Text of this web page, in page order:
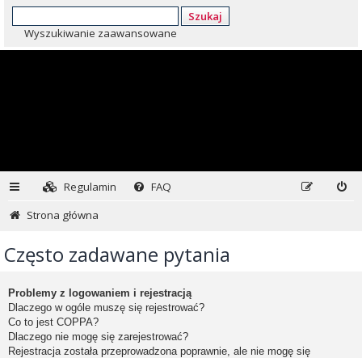
Szukaj
Wyszukiwanie zaawansowane
Regulamin
FAQ
Strona główna
Często zadawane pytania
Problemy z logowaniem i rejestracją
Dlaczego w ogóle muszę się rejestrować?
Co to jest COPPA?
Dlaczego nie mogę się zarejestrować?
Rejestracja została przeprowadzona poprawnie, ale nie mogę się